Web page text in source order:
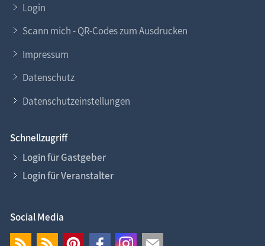
Login
Scann mich - QR-Codes zum Ausdrucken
Impressum
Datenschutz
Datenschutzeinstellungen
Schnellzugriff
Login für Gastgeber
Login für Veranstalter
Social Media